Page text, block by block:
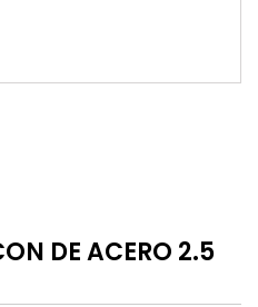
DE ACERO 2.5